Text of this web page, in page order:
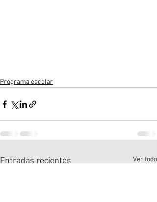
Programa escolar
Entradas recientes Ver todo